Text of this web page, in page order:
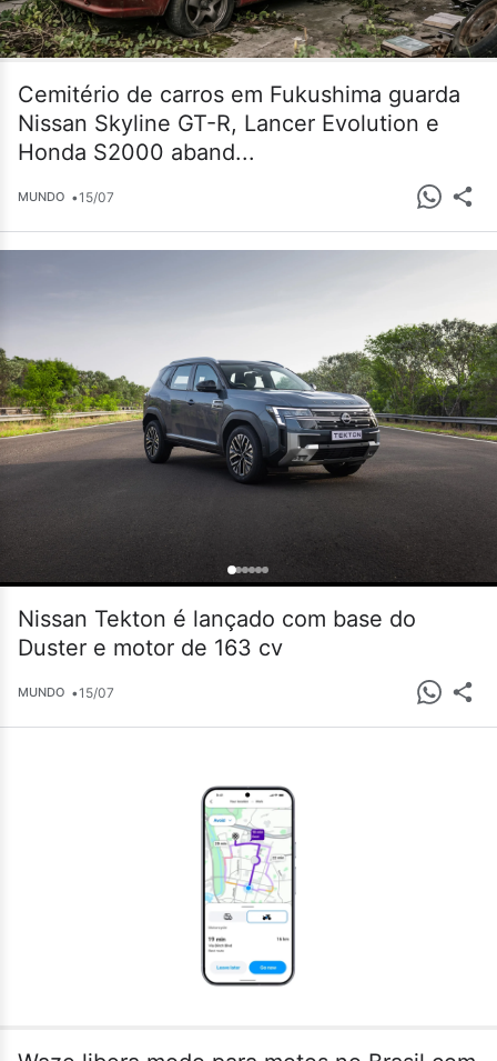
Cemitério de carros em Fukushima guarda
Nissan Skyline GT-R, Lancer Evolution e
Honda S2000 aband...
MUNDO •15/07
Nissan Tekton é lançado com base do
Duster e motor de 163 cv
MUNDO •15/07